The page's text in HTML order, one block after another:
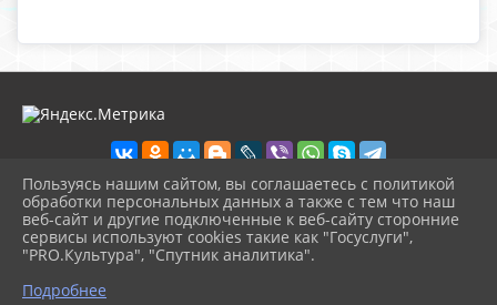
2026 г. музей-кашира.рф
Вход
Карта сайта
Политика обработки персональных данных
Пользуясь нашим сайтом, вы соглашаетесь с политикой
обработки персональных данных а также с тем что наш
веб-сайт и другие подключенные к веб-сайту сторонние
сервисы используют cookies такие как "Госуслуги",
"PRO.Культура", "Спутник аналитика".
Подробнее